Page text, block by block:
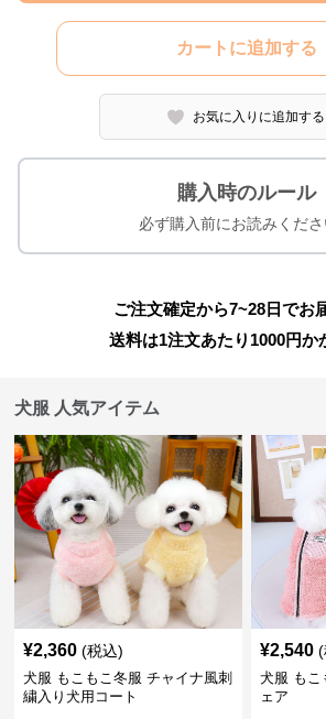
カートに追加する
お気に入りに追加する
購入時のルール
必ず購入前にお読みくださ
ご注文確定から7~28日でお
送料は1注文あたり 1000円か
犬服 人気アイテム
¥2,360 (税込)
犬服 もこもこ冬服 チャイナ風刺
繍入り犬用コート
¥2,540 (
犬服 もこ
ェア